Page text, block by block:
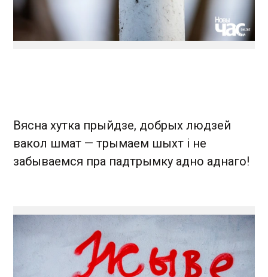
Вясна хутка прыйдзе, добрых людзей
вакол шмат — трымаем шыхт і не
забываемся пра падтрымку адно аднаго!